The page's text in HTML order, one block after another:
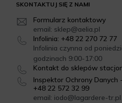
SKONTAKTUJ SIĘ Z NAMI
Formularz kontaktowy
email: sklep@aelia.pl
Infolinia: +48 22 270 72 77
Infolinia czynna od
godzinach 9:00-17:00
Kontakt do sklepów
Inspektor Ochrony Danych
+48 22 572 32 99
email: iodo@lagardere-tr.pl